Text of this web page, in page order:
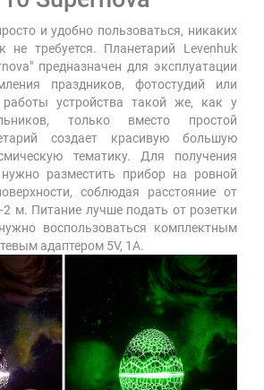
и удобно пользоваться, никаких
не требуется. Планетарий Levenhuk
предназначен для эксплуатации
праздников, фотостудий или
устройства такой же, как у
только вместо простой
создает красивую большую
тематику. Для получения
разместить прибор на ровной
соблюдая расстояние от
2 м. Питание лучше подать от розетки
воспользоваться комплектным
адаптером 5V, 1A.